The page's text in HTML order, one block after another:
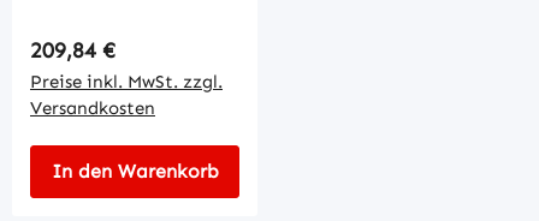
Regulärer Preis:
209,84 €
Preise inkl. MwSt. zzgl.
Versandkosten
In den Warenkorb